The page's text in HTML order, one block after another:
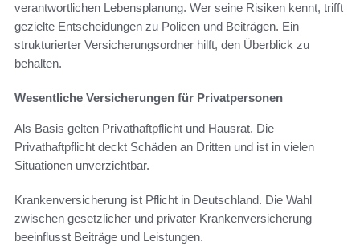
verantwortlichen Lebensplanung. Wer seine Risiken kennt, trifft
gezielte Entscheidungen zu Policen und Beiträgen. Ein
strukturierter Versicherungsordner hilft, den Überblick zu
behalten.
Wesentliche Versicherungen für Privatpersonen
Als Basis gelten Privathaftpflicht und Hausrat. Die
Privathaftpflicht deckt Schäden an Dritten und ist in vielen
Situationen unverzichtbar.
Krankenversicherung ist Pflicht in Deutschland. Die Wahl
zwischen gesetzlicher und privater Krankenversicherung
beeinflusst Beiträge und Leistungen.